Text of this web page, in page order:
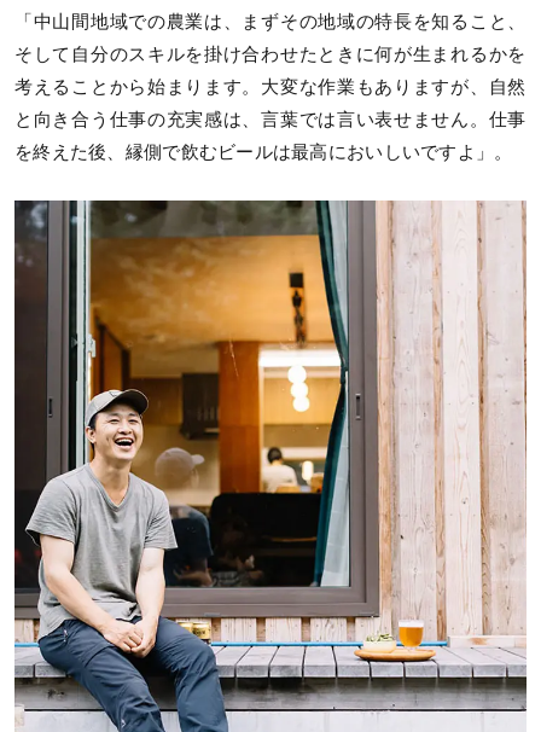
「中山間地域での農業は、まずその地域の特長を知ること、
そして自分のスキルを掛け合わせたときに何が生まれるかを
考えることから始まります。大変な作業もありますが、自然
と向き合う仕事の充実感は、言葉では言い表せません。仕事
を終えた後、縁側で飲むビールは最高においしいですよ」。